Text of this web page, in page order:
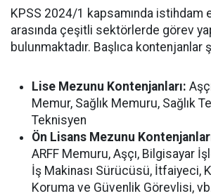
KPSS 2024/1 kapsamında istihdam
arasında çeşitli sektörlerde görev
bulunmaktadır. Başlıca kontenjanlar
Lise Mezunu Kontenjanları:
Memur, Sağlık Memuru, Sağlık
Teknisyen
Ön Lisans Mezunu
ARFF Memuru, Aşçı, Bilgisayar
İş Makinası Sürücüsü, İtfaiyeci,
Koruma ve Güvenlik Görevlisi,